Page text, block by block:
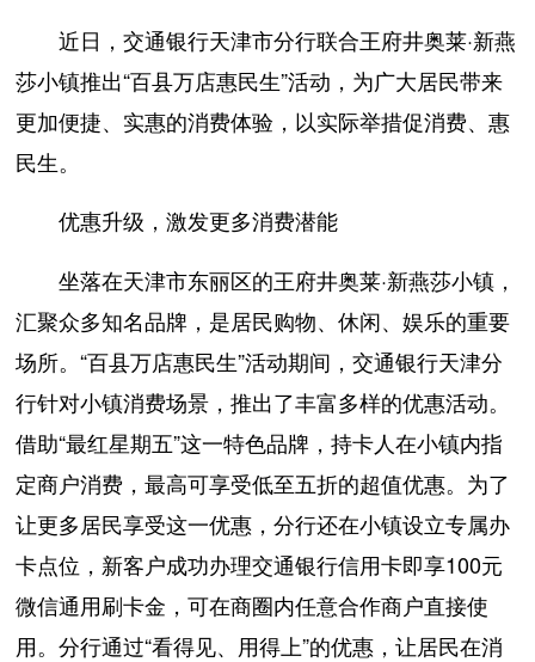
近日，交通银行天津市分行联合王府井奥莱·新燕
莎小镇推出“百县万店惠民生”活动，为广大居民带来
更加便捷、实惠的消费体验，以实际举措促消费、惠
民生。
优惠升级，激发更多消费潜能
坐落在天津市东丽区的王府井奥莱·新燕莎小镇，
汇聚众多知名品牌，是居民购物、休闲、娱乐的重要
场所。“百县万店惠民生”活动期间，交通银行天津分
行针对小镇消费场景，推出了丰富多样的优惠活动。
借助“最红星期五”这一特色品牌，持卡人在小镇内指
定商户消费，最高可享受低至五折的超值优惠。为了
让更多居民享受这一优惠，分行还在小镇设立专属办
卡点位，新客户成功办理交通银行信用卡即享100元
微信通用刷卡金，可在商圈内任意合作商户直接使
用。分行通过“看得见、用得上”的优惠，让居民在消